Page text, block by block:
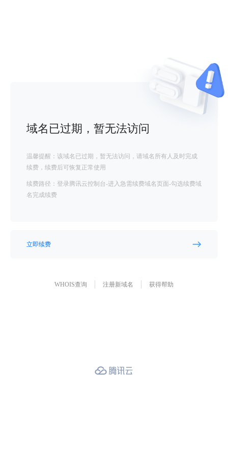
域名已过期，暂无法访问
温馨提醒：该域名已过期，暂无法访问，请域名所有人及时完成
续费，续费后可恢复正常使用
续费路径：登录腾讯云控制台-进入急需续费域名页面-勾选续费域
名完成续费
立即续费
WHOIS查询 注册新域名 获得帮助